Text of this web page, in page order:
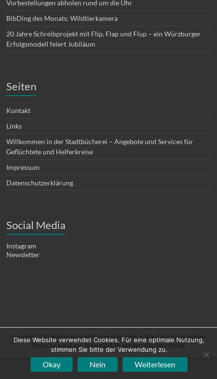
Vorbestellungen abholen rund um die Uhr
BibDing des Monats: Wildtierkamera
20 Jahre Schreibprojekt mit Flip, Flap und Flup – ein Würzburger
Erfolgsmodell feiert Jubiläum
Seiten
Kontakt
Links
Willkommen in der Stadtbücherei – Angebote und Services für
Geflüchtete und Helferkreise
Impressum
Datenschutzerklärung
Social Media
Instagram
Newsletter
Copyright © 2026 Blog der Stadtbücherei Würzburg. Alle Rechte vorbehalten.
Theme Spacious von ThemeGrill. Präsentiert von: WordPress .
Diese Website verwendet Cookies. Für eine optimale Nutzung,
stimmen Sie bitte der Verwendung zu.
Okay Nein Weiterlesen